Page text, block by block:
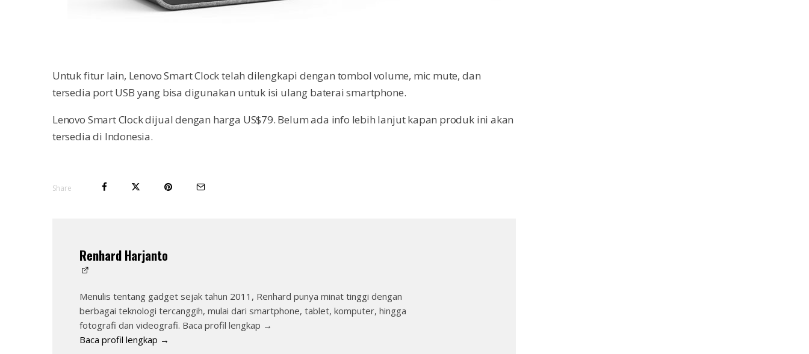
Untuk fitur lain, Lenovo Smart Clock telah dilengkapi dengan tombol volume, mic mute, dan
tersedia port USB yang bisa digunakan untuk isi ulang baterai smartphone.
Lenovo Smart Clock dijual dengan harga US$79. Belum ada info lebih lanjut kapan produk ini akan
tersedia di Indonesia.
Share
Renhard Harjanto
Menulis tentang gadget sejak tahun 2011, Renhard punya minat tinggi dengan
berbagai teknologi tercanggih, mulai dari smartphone, tablet, komputer, hingga
fotografi dan videografi. Baca profil lengkap →
Baca profil lengkap →